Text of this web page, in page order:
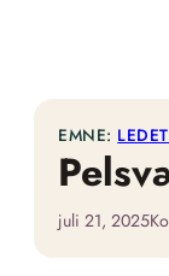
EMNE:
juli 21, 2025